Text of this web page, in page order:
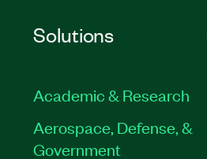
Solutions
Academic & Research
Aerospace, Defense, &
Government